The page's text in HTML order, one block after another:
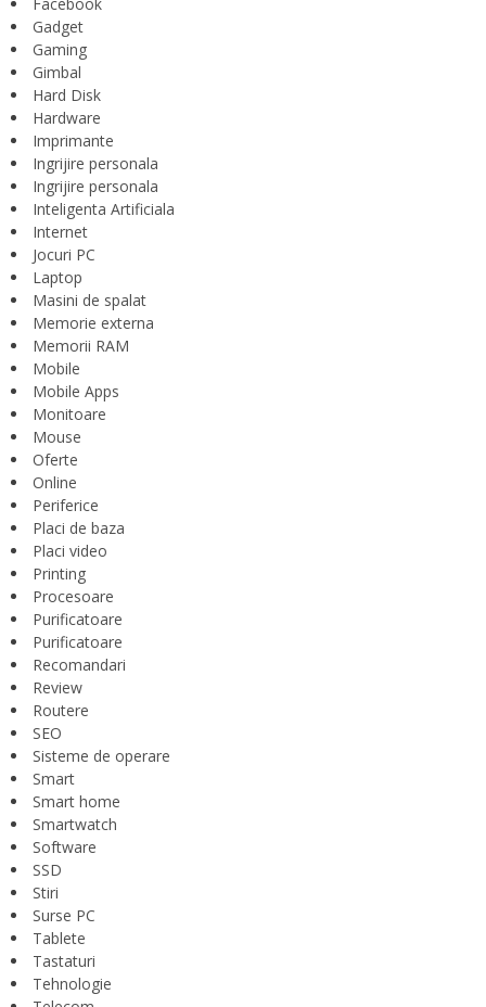
Facebook
Gadget
Gaming
Gimbal
Hard Disk
Hardware
Imprimante
Ingrijire personala
Ingrijire personala
Inteligenta Artificiala
Internet
Jocuri PC
Laptop
Masini de spalat
Memorie externa
Memorii RAM
Mobile
Mobile Apps
Monitoare
Mouse
Oferte
Online
Periferice
Placi de baza
Placi video
Printing
Procesoare
Purificatoare
Purificatoare
Recomandari
Review
Routere
SEO
Sisteme de operare
Smart
Smart home
Smartwatch
Software
SSD
Stiri
Surse PC
Tablete
Tastaturi
Tehnologie